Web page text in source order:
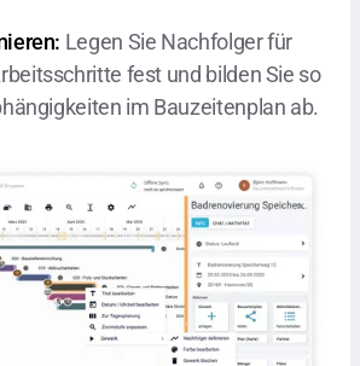
Legen Sie Nachfolger für
fest und bilden Sie so
im Bauzeitenplan ab.